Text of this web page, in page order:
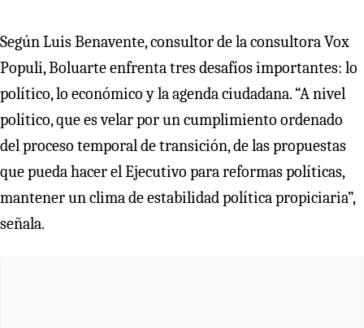
Según Luis Benavente, consultor de la consultora Vox
Populi, Boluarte enfrenta tres desafíos importantes: lo
político, lo económico y la agenda ciudadana. “A nivel
político, que es velar por un cumplimiento ordenado
del proceso temporal de transición, de las propuestas
que pueda hacer el Ejecutivo para reformas políticas,
mantener un clima de estabilidad política propiciaria”,
señala.